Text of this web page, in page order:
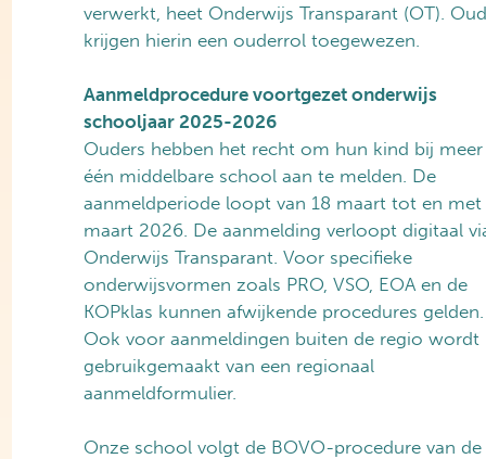
verwerkt, heet Onderwijs Transparant (OT).
krijgen hierin een ouderrol toegewezen.
Aanmeldprocedure voortgezet onderwijs
schooljaar 2025-2026
Ouders hebben het recht om hun kind bij
één middelbare school aan te melden. De
aanmeldperiode loopt van 18 maart tot en met
maart 2026. De aanmelding verloopt digitaal
Onderwijs Transparant. Voor specifieke
onderwijsvormen zoals PRO, VSO, EOA en de
KOPklas kunnen afwijkende procedures gelden.
Ook voor aanmeldingen buiten de regio wordt
gebruikgemaakt van een regionaal
aanmeldformulier.
Onze school volgt de BOVO-procedure van de